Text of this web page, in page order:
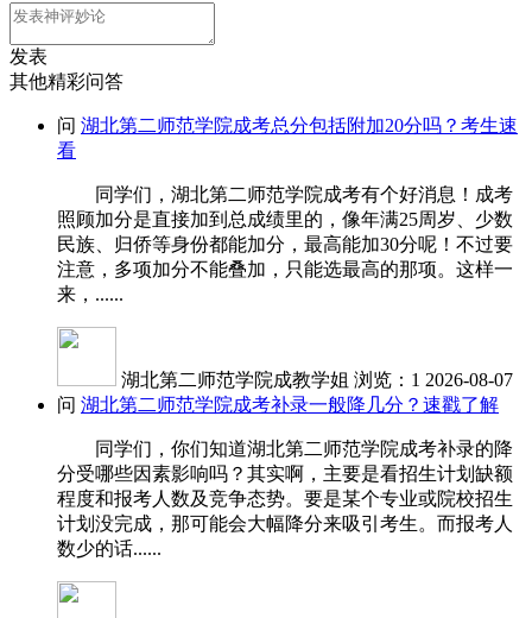
发表
其他精彩问答
问 湖北第二师范学院成考总分包括附加20分吗？考生速
看
同学们，湖北第二师范学院成考有个好消息！成考
照顾加分是直接加到总成绩里的，像年满25周岁、少数
民族、归侨等身份都能加分，最高能加30分呢！不过要
注意，多项加分不能叠加，只能选最高的那项。这样一
来，......
湖北第二师范学院成教学姐 浏览：1 2026-08-07
问 湖北第二师范学院成考补录一般降几分？速戳了解
同学们，你们知道湖北第二师范学院成考补录的降
分受哪些因素影响吗？其实啊，主要是看招生计划缺额
程度和报考人数及竞争态势。要是某个专业或院校招生
计划没完成，那可能会大幅降分来吸引考生。而报考人
数少的话......